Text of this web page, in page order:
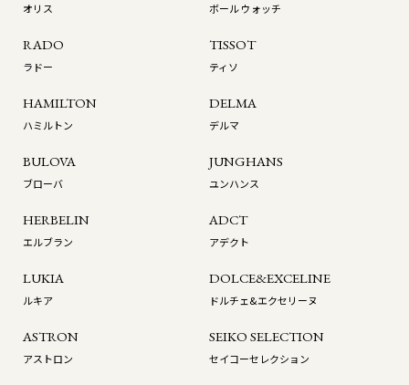
オリス ボール ウォッチ
RADO
ラドー
TISSOT
ティソ
HAMILTON
ハミルトン
DELMA
デルマ
BULOVA
ブローバ
JUNGHANS
ユンハンス
HERBELIN
エルブラン
ADCT
アデクト
LUKIA
ルキア
DOLCE&EXCELINE
ドルチェ&エクセリーヌ
ASTRON
アストロン
SEIKO SELECTION
セイコーセレクション